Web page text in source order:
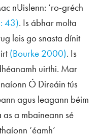
nUislenn: ‘ro-gréch
43). Is ábhar molta
leis go snasta dínit
(Bourke 2000). Is
uirthi. Mar
Ó Direáin tús
agus leagann béim
a mbaineann sé
‘éamh’